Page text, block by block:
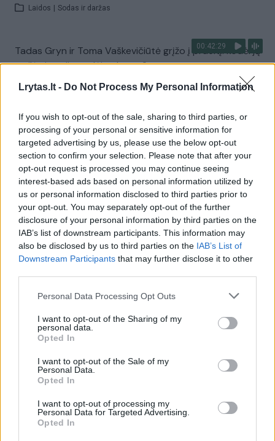
Lrytas.lt - Do Not Process My Personal Information
If you wish to opt-out of the sale, sharing to third parties, or
processing of your personal or sensitive information for
targeted advertising by us, please use the below opt-out
section to confirm your selection. Please note that after your
opt-out request is processed you may continue seeing
interest-based ads based on personal information utilized by
us or personal information disclosed to third parties prior to
your opt-out. You may separately opt-out of the further
disclosure of your personal information by third parties on the
IAB’s list of downstream participants. This information may
also be disclosed by us to third parties on the IAB’s List of
Downstream Participants that may further disclose it to other
Personal Data Processing Opt Outs
I want to opt-out of the Sharing of my
personal data.
Opted In
I want to opt-out of the Sale of my
Personal Data.
Opted In
I want to opt-out of processing my
Personal Data for Targeted Advertising.
Opted In
Laidos Sodas ir daržas
00:42:29
Tadas Gryn ir Toma Vaškevičiūtė grįžo į praeitį: kodėl jų
meilės istorija padėjo ekrane?
Žinios | Lietuvos diena
00:21:19
„Žinios“ 2026-08-08
Laidos | Žinios
Visi įrašai
Žiūrimiausi įrašai
Vaizdai iš tragiškos avarijos Vilniaus r.: dviejų moterų ir
Žinios | Lietuvos diena
00:00:57
Savaitės vidurys nusimato karštas: temperatūra kils iki
32 laipsnių šilumos
Žinios | Orai